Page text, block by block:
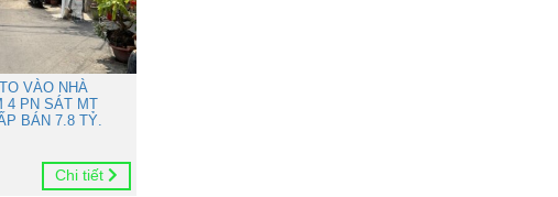
VÀO NHÀ
4 PN SÁT MT
BÁN 7.8 TỶ.
Chi tiết